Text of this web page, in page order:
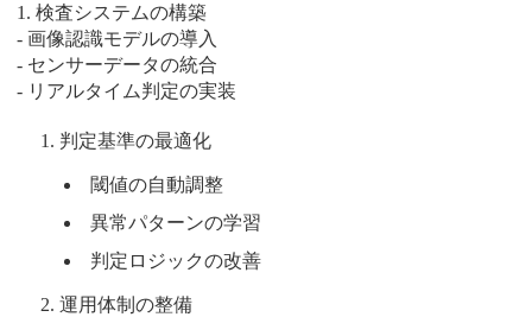
1. 検査システムの構築
- 画像認識モデルの導入
- センサーデータの統合
- リアルタイム判定の実装
判定基準の最適化
閾値の自動調整
異常パターンの学習
判定ロジックの改善
運用体制の整備